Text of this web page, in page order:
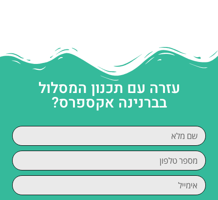
עזרה עם תכנון המסלול
בברנינה אקספרס?